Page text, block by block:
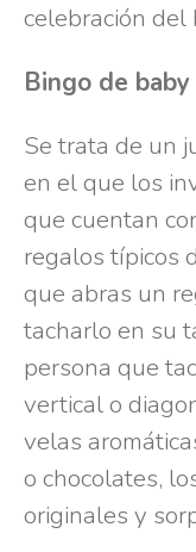
celebración del
Bingo de
Se trata de un
en el que los
que cuentan
regalos típicos
que abras un
tacharlo en su
persona que
vertical o
velas
o chocolates,
originales y